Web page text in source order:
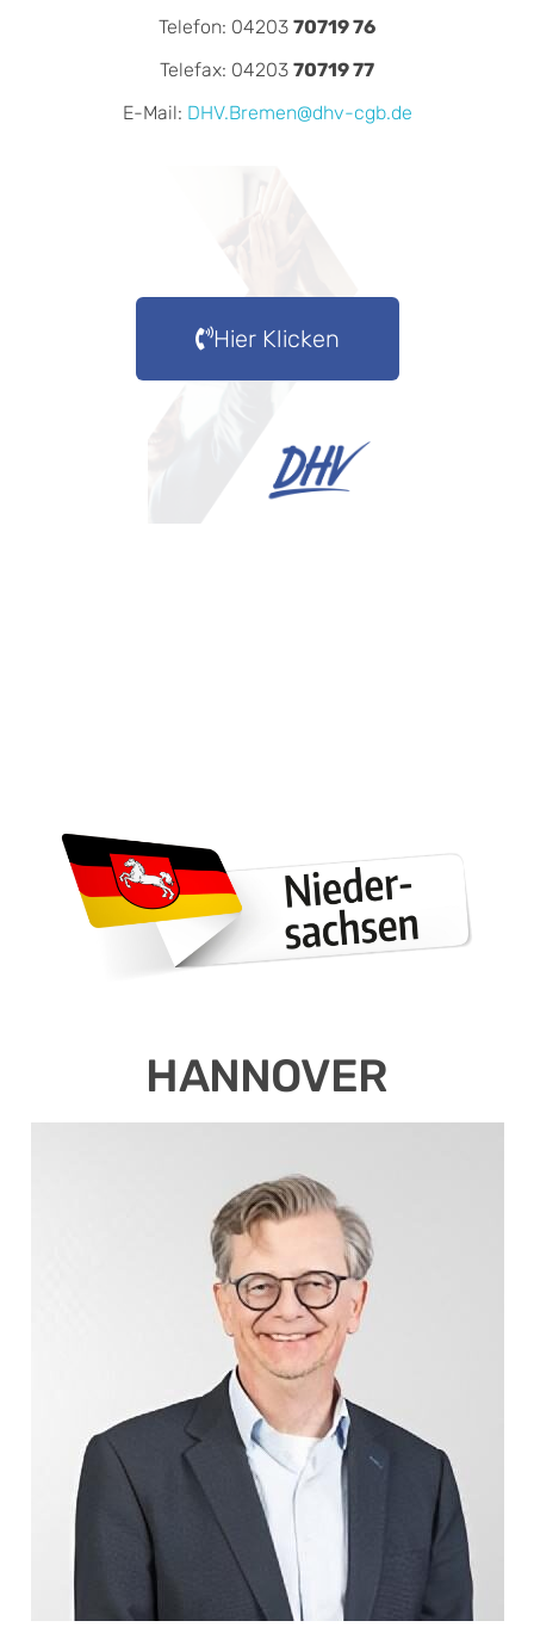
Telefon: 04203 70719 76
Telefax: 04203 70719 77
E-Mail: DHV.Bremen@dhv-cgb.de
Hier Klicken
HANNOVER